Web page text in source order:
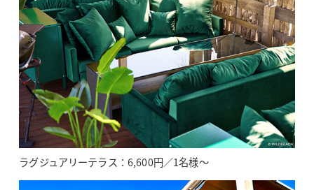
ラグジュアリーテラス：6,600円／1名様～